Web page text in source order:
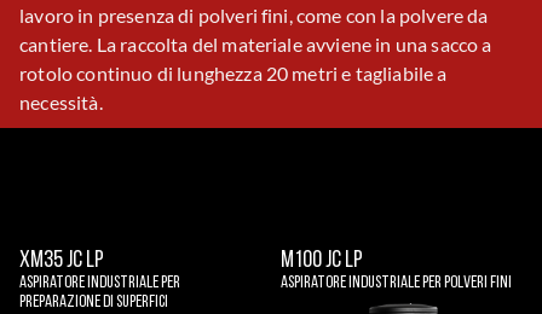
lavoro in presenza di polveri fini, come con la polvere da
cantiere. La raccolta del materiale avviene in una sacco a
rotolo continuo di lunghezza 20 metri e tagliabile a
necessità.
XM35 JC LP
Aspiratore Industriale Per
Preparazione Di Superfici
M100 JC LP
Aspiratore Industriale Per Polveri Fini